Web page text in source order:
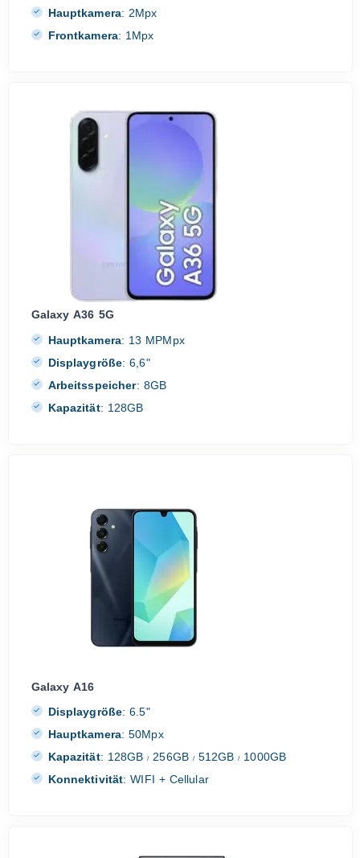
Hauptkamera: 2Mpx
Frontkamera: 1Mpx
Galaxy A36 5G
Hauptkamera: 13 MPMpx
Displaygröße: 6,6"
Arbeitsspeicher: 8GB
Kapazität: 128GB
Galaxy A16
Displaygröße: 6.5"
Hauptkamera: 50Mpx
Kapazität: 128GB/ 256GB /512GB/ 1000GB
Konnektivität: WIFI + Cellular